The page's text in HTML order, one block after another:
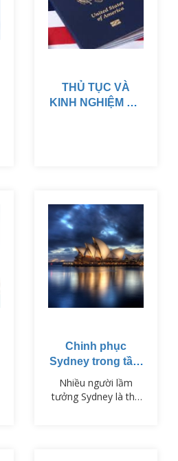
THỦ TỤC VÀ
KINH NGHIỆM ĐỂ
Chinh phục
Sydney trong tầm
Nhiều người lầm
tưởng Sydney là thủ